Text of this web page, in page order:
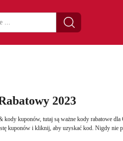
2023
kody kuponów, tutaj są ważne kody rabatowe
kuponów i kliknij, aby uzyskać kod. Nigdy nie